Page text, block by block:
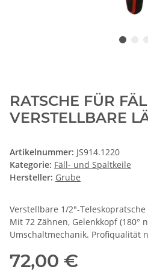
RATSCHE FÜR
VERSTELLBARE
Artikelnummer: JS914.1220
Kategorie: Fäll- und Spaltkeile
Hersteller: Grube
Verstellbare 1/2"-
Mit 72 Zähnen, Gelenkkopf (180°
Umschaltmechanik. Profiqualität
72,00 €